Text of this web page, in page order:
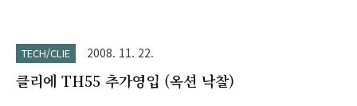
TECH/CLIE 2008. 11. 22.
클리에 TH55 추가영입 (옥션 낙찰)